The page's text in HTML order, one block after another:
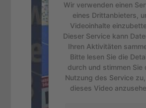
Wir verwenden einen
eines Drittanbieters,
Videoinhalte
Dieser Service kann
Ihren Aktivitäten
Bitte lesen Sie die
durch und stimmen Sie
Nutzung des Service
dieses Video